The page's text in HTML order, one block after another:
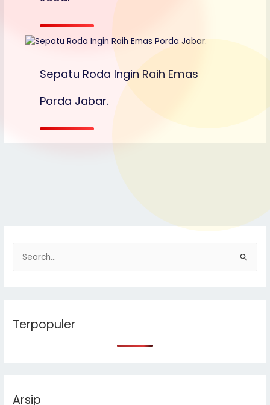
Sepatu Roda Ingin Raih Emas
Porda Jabar.
e
c
Terpopuler
Arsip